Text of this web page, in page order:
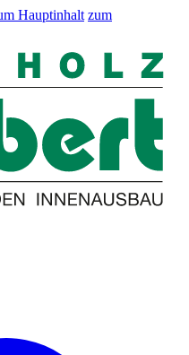
Hauptinhalt zum